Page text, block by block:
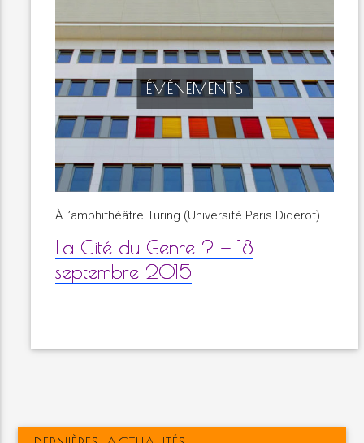
ÉVÉNEMENTS
À l’amphithéâtre Turing (Université Paris Diderot)
La Cité du Genre ? — 18
septembre 2015